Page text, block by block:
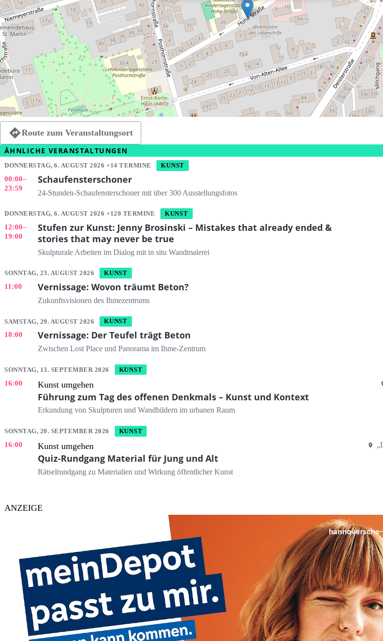
Route zum Veranstaltungsort
ÄHNLICHE VERANSTALTUNGEN
DONNERSTAG, 6. AUGUST 2026 +14 TERMINE KUNST
00:00–
23:59
Schaufensterschoner
24-Stunden-Schaufensterschoner mit über 300 Ausstellungsfotos
DONNERSTAG, 6. AUGUST 2026 +120 TERMINE KUNST
12:00–
19:00
Stufen zur Kunst: Jenny Brosinski – Mistakes that already ended &
stories that may never be true
Skulpturale Arbeiten im Dialog mit in situ Wandmalerei
SONNTAG, 23. AUGUST 2026 KUNST
11:00 Vernissage: Wovon träumt Beton?
Zukunftsvisionen des Ihmezentrums
SAMSTAG, 29. AUGUST 2026 KUNST
18:00 Vernissage: Der Teufel trägt Beton
Zwischen Lost Place und Panorama im Ihme-Zentrum
SONNTAG, 13. SEPTEMBER 2026 KUNST
16:00 Kunst umgehen
Führung zum Tag des offenen Denkmals – Kunst und Kontext
Erkundung von Skulpturen und Wandbildern im urbanen Raum
SONNTAG, 20. SEPTEMBER 2026 KUNST
16:00 Kunst umgehen
Quiz-Rundgang Material für Jung und Alt
Rätselrundgang zu Materialien und Wirkung öffentlicher Kunst
ANZEIGE